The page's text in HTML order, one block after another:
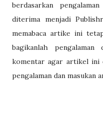
berdasarkan
diterima menjadi
memabaca artike ini
bagikanlah
komentar agar artikel ini
pengalaman dan masukan